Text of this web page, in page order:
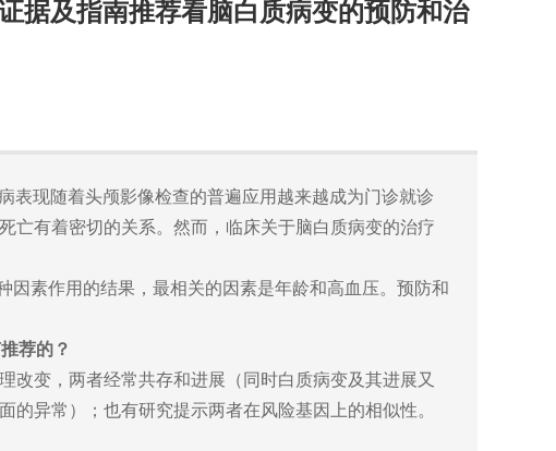
据及指南推荐看脑白质病变的预防和治
表现随着头颅影像检查的普遍应用越来越成为门诊就诊
亡有着密切的关系。然而，临床关于脑白质病变的治疗
因素作用的结果，最相关的因素是年龄和高血压。预防和
荐的？
改变，两者经常共存和进展（同时白质病变及其进展又
异常）；也有研究提示两者在风险基因上的相似性。